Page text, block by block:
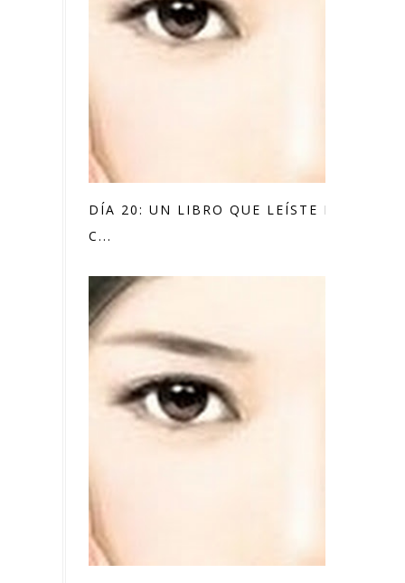
DÍA 20: UN LIBRO QUE LEÍSTE EN EL
C...